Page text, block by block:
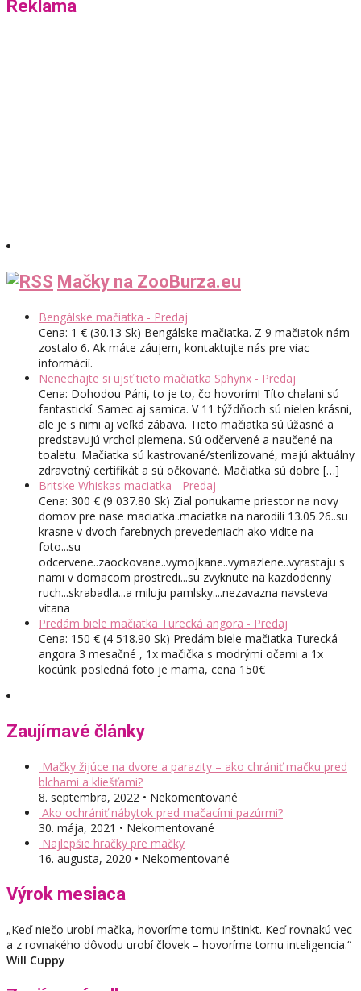
Reklama
Mačky na ZooBurza.eu
Bengálske mačiatka - Predaj
Cena: 1 € (30.13 Sk) Bengálske mačiatka. Z 9 mačiatok nám
zostalo 6. Ak máte záujem, kontaktujte nás pre viac
informácií.
Nenechajte si ujsť tieto mačiatka Sphynx - Predaj
Cena: Dohodou Páni, to je to, čo hovorím! Títo chalani sú
fantastickí. Samec aj samica. V 11 týždňoch sú nielen krásni,
ale je s nimi aj veľká zábava. Tieto mačiatka sú úžasné a
predstavujú vrchol plemena. Sú odčervené a naučené na
toaletu. Mačiatka sú kastrované/sterilizované, majú aktuálny
zdravotný certifikát a sú očkované. Mačiatka sú dobre […]
Britske Whiskas maciatka - Predaj
Cena: 300 € (9 037.80 Sk) Zial ponukame priestor na novy
domov pre nase maciatka..maciatka na narodili 13.05.26..su
krasne v dvoch farebnych prevedeniach ako vidite na
foto...su
odcervene..zaockovane..vymojkane..vymazlene..vyrastaju s
nami v domacom prostredi...su zvyknute na kazdodenny
ruch...skrabadla...a miluju pamlsky....nezavazna navsteva
vitana
Predám biele mačiatka Turecká angora - Predaj
Cena: 150 € (4 518.90 Sk) Predám biele mačiatka Turecká
angora 3 mesačné , 1x mačička s modrými očami a 1x
kocúrik. posledná foto je mama, cena 150€
Zaujímavé články
Mačky žijúce na dvore a parazity – ako chrániť mačku pred
blchami a kliešťami?
8. septembra, 2022 • Nekomentované
Ako ochrániť nábytok pred mačacími pazúrmi?
30. mája, 2021 • Nekomentované
Najlepšie hračky pre mačky
16. augusta, 2020 • Nekomentované
Výrok mesiaca
„Keď niečo urobí mačka, hovoríme tomu inštinkt. Keď rovnakú vec
a z rovnakého dôvodu urobí človek – hovoríme tomu inteligencia.“
Will Cuppy